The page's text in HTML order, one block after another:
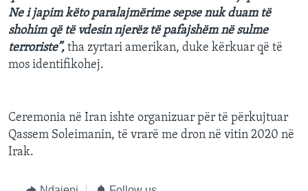
Ne i japim këto paralajmërime sepse nuk duam të
shohim që të vdesin njerëz të pafajshëm në sulme
terroriste”, tha zyrtari amerikan, duke kërkuar që të
mos identifikohej.
Ceremonia në Iran ishte organizuar për të përkujtuar
Qassem Soleimanin, të vrarë me dron në vitin 2020 në
Irak.